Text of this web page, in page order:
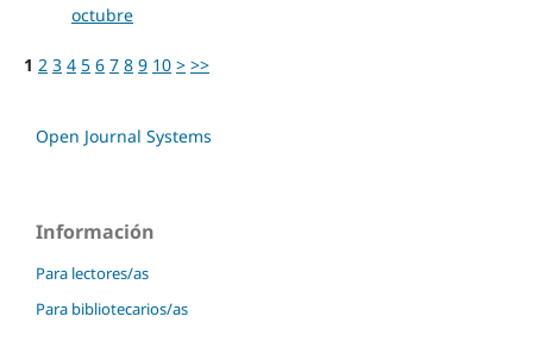
octubre
1 2 3 4 5 6 7 8 9 10 > >>
Open Journal Systems
Información
Para lectores/as
Para bibliotecarios/as